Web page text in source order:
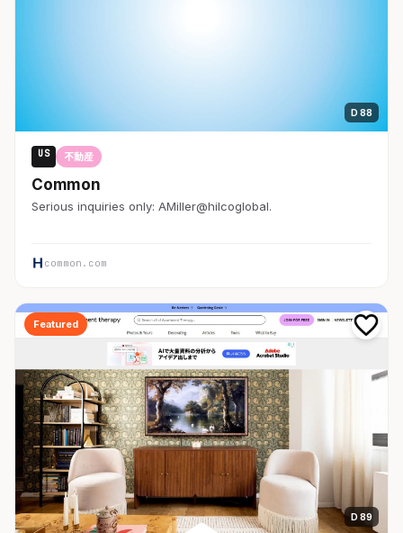
D 88
US 不動産
Common
Serious inquiries only: AMiller@hilcoglobal.
common.com
Featured
D 89